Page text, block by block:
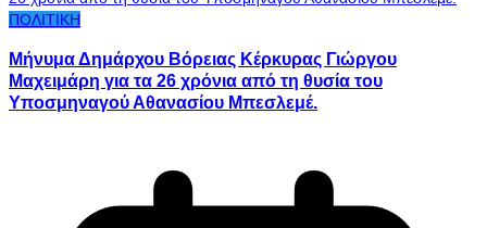
ΠΟΛΙΤΙΚΗ
Μήνυμα Δημάρχου Βόρειας Κέρκυρας Γιώργου
Μαχειμάρη για τα 26 χρόνια από τη θυσία του
Υποσμηναγού Αθανασίου Μπεσλεμέ.